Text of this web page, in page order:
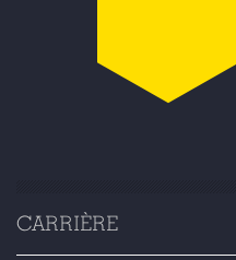
CARRIÈRE